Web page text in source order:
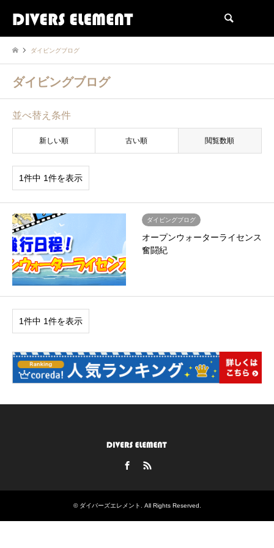
ダイビングブログ
ダイビングブログ
並べ替え条件
新しい順 古い順 閲覧数順
1件中 1件を表示
ダイビングブログ
オープンウォーターライセンス
奮闘紀
1件中 1件を表示
© ダイバーズエレメント. All Rights Reserved.